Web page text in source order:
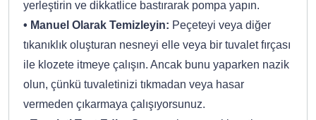
yerleştirin ve dikkatlice bastırarak pompa yapın.
• Manuel Olarak Temizleyin: Peçeteyi veya diğer
tıkanıklık oluşturan nesneyi elle veya bir tuvalet fırçası
ile klozete itmeye çalışın. Ancak bunu yaparken nazik
olun, çünkü tuvaletinizi tıkmadan veya hasar
vermeden çıkarmaya çalışıyorsunuz.